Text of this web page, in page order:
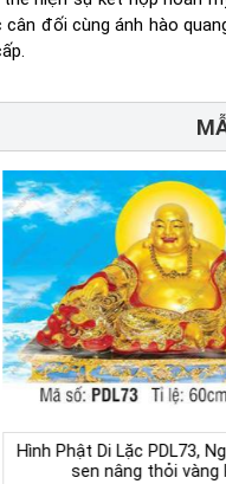
đối cùng ánh hào
Hình Phật Di Lặc PDL73,
sen nâng thỏi vàng